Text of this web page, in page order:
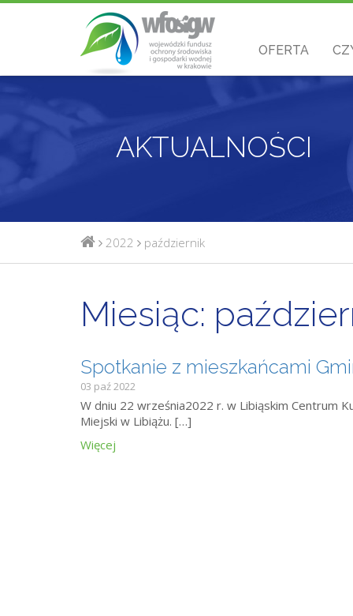
OFERTA
AKTUALNOŚCI
2022 październik
Miesiąc:
Spotkanie z mieszkańcami
03 paź 2022
W dniu 22 września2022 r. w Libiąskim Centrum
Miejski w Libiążu. […]
Więcej